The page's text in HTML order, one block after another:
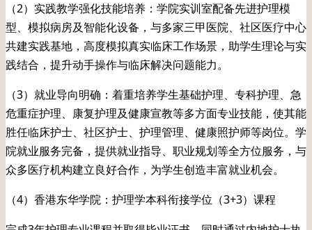
（2）实践教学强化技能培养：学院实训室配备先进护理模
型、模拟病房及智能化设备，与多家三甲医院、社区医疗中心
共建实践基地，高度模拟真实临床工作场景，助学生理论与实
践结合，提升动手操作与临床解决问题能力。
（3）就业导向明确：着重培养学生基础护理、专科护理、急
危重症护理、康复护理及健康宣教等多方面专业技能，使其能
胜任临床护士、社区护士、护理管理、健康照护师等岗位。学
院就业服务完备，提供就业指导、职业规划等全方位服务，与
众多医疗机构建立良好合作，为学生创造丰富就业机会。
（4）香港东华学院：护理学本科衔接学位（3+3）课程